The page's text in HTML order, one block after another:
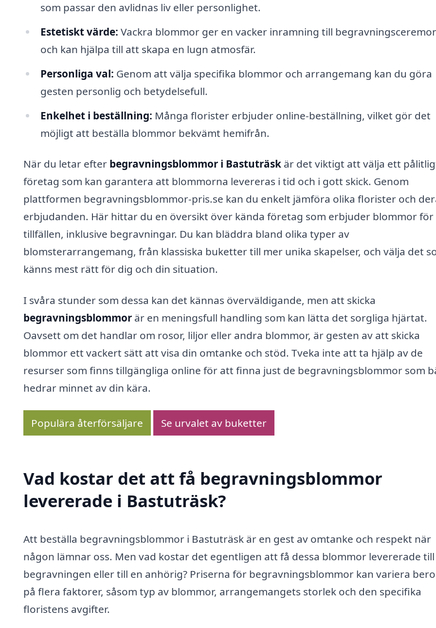
som passar den avlidnas liv eller personlighet.
Estetiskt värde: Vackra blommor ger en vacker inramning till
och kan hjälpa till att skapa en lugn atmosfär.
Personliga val: Genom att välja specifika blommor och arrangemang kan du göra
gesten personlig och betydelsefull.
Enkelhet i beställning: Många florister erbjuder online-beställning, vilket gör det
möjligt att beställa blommor bekvämt hemifrån.
När du letar efter begravningsblommor i Bastuträsk är det viktigt att välja ett
företag som kan garantera att blommorna levereras i tid och i gott skick. Genom
plattformen begravningsblommor-pris.se kan du enkelt jämföra olika florister och
erbjudanden. Här hittar du en översikt över kända företag som erbjuder blommor för
tillfällen, inklusive begravningar. Du kan bläddra bland olika typer av
blomsterarrangemang, från klassiska buketter till mer unika skapelser, och välja det
känns mest rätt för dig och din situation.
I svåra stunder som dessa kan det kännas överväldigande, men att skicka
begravningsblommor är en meningsfull handling som kan lätta det sorgliga hjärtat.
Oavsett om det handlar om rosor, liljor eller andra blommor, är gesten av att skicka
blommor ett vackert sätt att visa din omtanke och stöd. Tveka inte att ta hjälp av de
resurser som finns tillgängliga online för att finna just de begravningsblommor som
hedrar minnet av din kära.
Populära återförsäljare Se urvalet av buketter
Vad kostar det att få begravningsblommor
levererade i Bastuträsk?
Att beställa begravningsblommor i Bastuträsk är en gest av omtanke och respekt när
någon lämnar oss. Men vad kostar det egentligen att få dessa blommor levererade till
begravningen eller till en anhörig? Priserna för begravningsblommor kan variera
på flera faktorer, såsom typ av blommor, arrangemangets storlek och den specifika
floristens avgifter.